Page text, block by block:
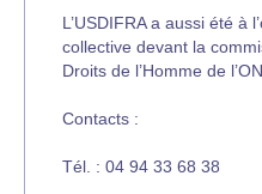
L’USDIFRA a aussi été à
collective devant la
Droits de l’Homme de
Contacts :
Tél. : 04 94 33 68 38